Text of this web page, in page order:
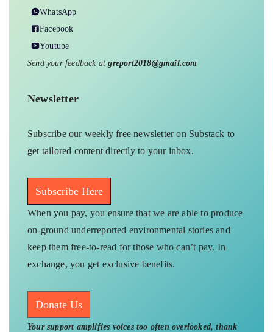
WhatsApp
Facebook
Youtube
Send your feedback atgreport2018@gmail.com
Newsletter
Subscribe our weekly free newsletter on Substack to
get tailored content directly to your inbox.
Subscribe Here
When you pay, you ensure that we are able to produce
on-ground underreported environmental stories and
keep them free-to-read for those who can’t pay. In
exchange, you get exclusive benefits.
Donate Us
Your support amplifies voices too often overlooked, thank